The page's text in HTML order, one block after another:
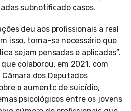
subnotificado casos.
deu aos profissionais a real
isso, torna-se necessário que
sejam pensadas e aplicadas”,
colaborou, em 2021, com
dos Deputados
o aumento de suicídio,
psicológicos entre os jovens